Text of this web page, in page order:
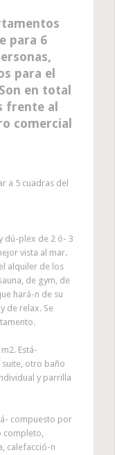
para 6
para el
en total
frente al
comercial
a 5 cuadras del
dú-plex de 2 ó- 3
vista al mar.
alquiler de los
de gym, de
hará-n de su
de relax. Se
Está-
otro baño
y parrilla
compuesto por
completo,
calefacció-n